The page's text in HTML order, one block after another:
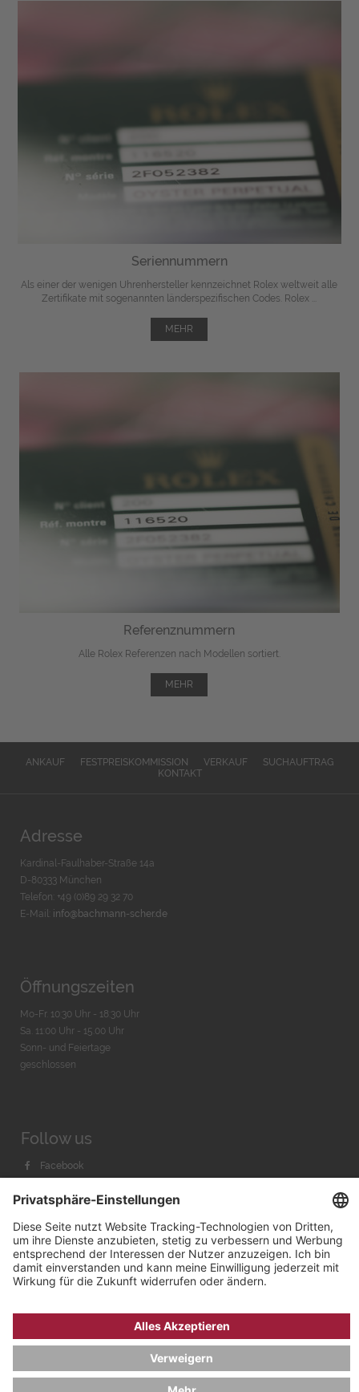
Seriennummern
Als einer der wenigen Uhrenhersteller kennzeichnet Rolex weltweit alle
Zertifikate mit sogenannten länderspezifischen Codes. Rolex ...
MEHR
Referenznummern
Alle Rolex Referenzen nach Modellen sortiert.
MEHR
ANKAUF FESTPREISKOMMISSION VERKAUF
SUCHAUFTRAG
KONTAKT
Adresse
Kardinal-Faulhaber-Straße 14a
D-80333 München
Telefon: +49 (0)89 29 32 70
E-Mail: info@bachmann-scher.de
Öffnungszeiten
Mo-Fr. 10:30 Uhr - 18:30 Uhr
Sa. 11:00 Uhr - 15.00 Uhr
Sonn- und Feiertage
geschlossen
Follow us
Facebook
Youtube
Bachmann & Scher GmbH / Watchandco GmbH
IMPRESSUM
AGB & WIDERRUF
COOKIE-EINSTELLUNGEN